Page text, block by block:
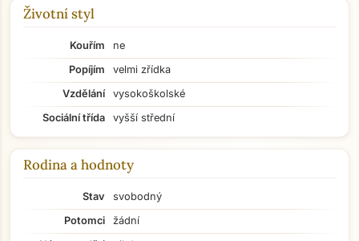
Životní styl
Kouřím
ne
Popíjím
velmi zřídka
Vzdělání
vysokoškolské
Sociální třída
vyšší střední
Rodina a hodnoty
Stav
svobodný
Potomci
žádní